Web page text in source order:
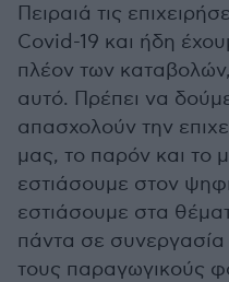
Πειραιά τις
Covid-19 και ήδη
πλέον των
αυτό. Πρέπει να
απασχολούν την
μας, το παρόν και το
εστιάσουμε στον
εστιάσουμε στα
πάντα σε συνεργασία
τους παραγωγικούς